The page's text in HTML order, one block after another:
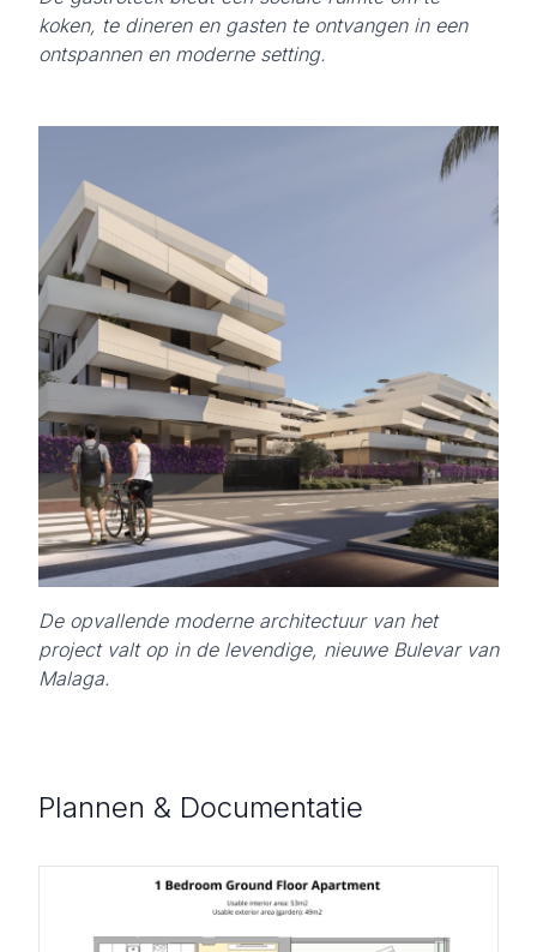
koken, te dineren en gasten te ontvangen in een
ontspannen en moderne setting.
De opvallende moderne architectuur van het
project valt op in de levendige, nieuwe Bulevar van
Malaga.
Plannen & Documentatie